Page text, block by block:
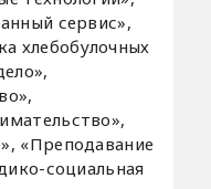
сервис»,
хлебобулочных
«Преподавание
социальная